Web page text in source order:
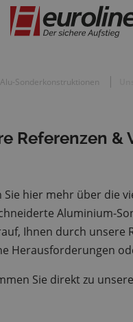
Alu-Sonderkonstruktionen
Referenzen &
Sie hier mehr über die
Aluminium-
Ihnen durch unsere
Herausforderungen
Sie direkt zu